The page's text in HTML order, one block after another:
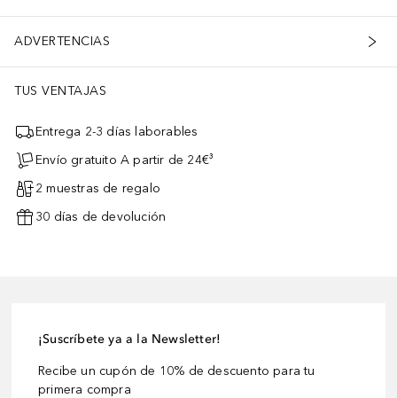
ADVERTENCIAS
TUS VENTAJAS
Entrega 2-3 días laborables
Envío gratuito A partir de 24€³
2 muestras de regalo
30 días de devolución
¡Suscríbete ya a la Newsletter!
Recibe un cupón de 10% de descuento para tu
primera compra